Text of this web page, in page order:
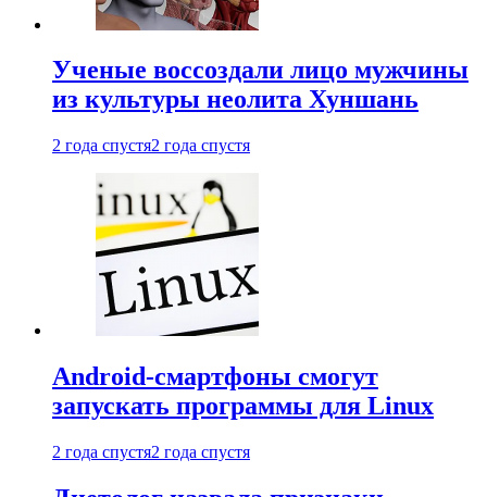
Ученые воссоздали лицо мужчины
из культуры неолита Хуншань
2 года спустя2 года спустя
Android-смартфоны смогут
запускать программы для Linux
2 года спустя2 года спустя